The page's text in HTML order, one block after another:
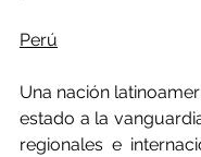
Perú
Una nación
estado a la
regionales e